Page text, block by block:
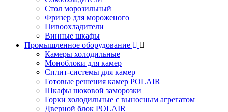
Стол морозильный
Фризер для мороженого
Пивоохладители
Винные шкафы
Промышленное оборудование
Камеры холодильные
Моноблоки для камер
Сплит-системы для камер
Готовые решения камер POLAIR
Шкафы шоковой заморозки
Горки холодильные с выносным агрегатом
Дверной блок POLAIR